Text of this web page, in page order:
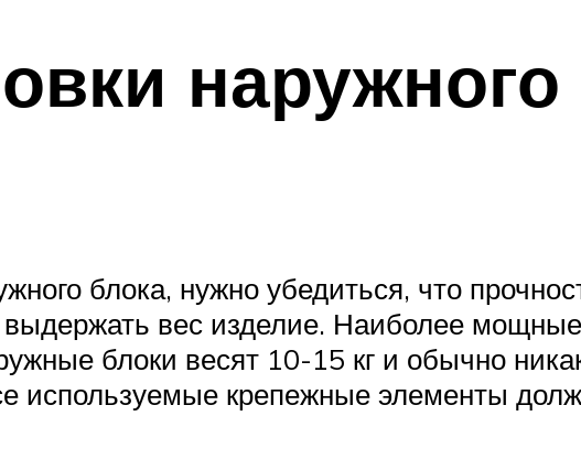
наружного
блока, нужно убедиться, что
вес изделие. Наиболее
блоки весят 10-15 кг и обычно
используемые крепежные элементы